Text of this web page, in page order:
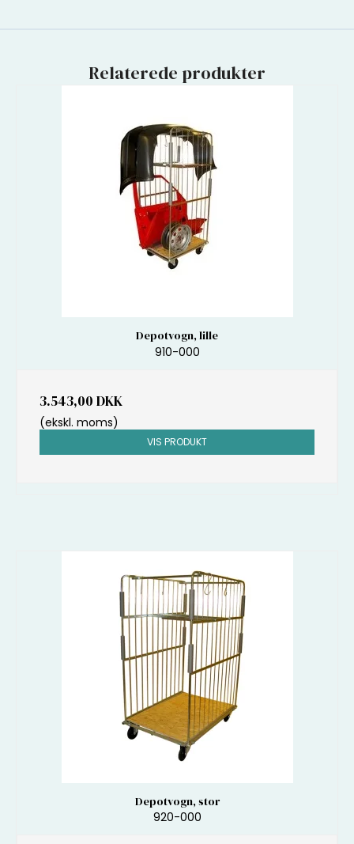
Relaterede produkter
Depotvogn, lille
910-000
3.543,00 DKK
(ekskl. moms)
VIS PRODUKT
Depotvogn, stor
920-000